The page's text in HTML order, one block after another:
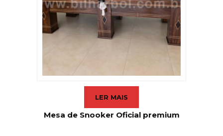
LER MAIS
Mesa de Snooker Oficial premium